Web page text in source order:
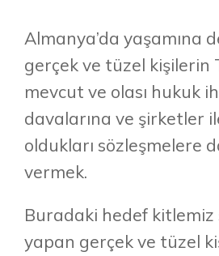
Almanya’da yaşamına
gerçek ve tüzel kişilerin
mevcut ve olası hukuk
davalarına ve şirketler
oldukları sözleşmelere
vermek.
Buradaki hedef
yapan gerçek ve tüzel